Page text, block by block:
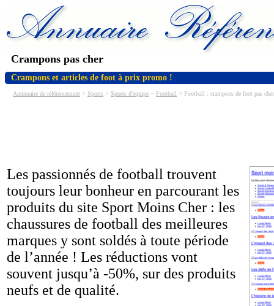
Crampons pas cher
Crampons et articles de foot à prix promo !
Annnuaire de référencement > Sports > Sports d'équipe > Football > Football : crampons de foot pas
Les passionnés de football trouvent
toujours leur bonheur en parcourant les
produits du site Sport Moins Cher : les
chaussures de football des meilleures
marques y sont soldés à toute période
de l’année ! Les réductions vont
souvent jusqu’à -50%, sur des produits
neufs et de qualité.